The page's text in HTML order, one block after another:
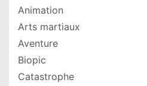
Animation
Arts martiaux
Aventure
Biopic
Catastrophe